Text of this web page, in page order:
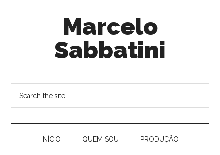
Marcelo
Sabbatini
INÍ­CIO QUEM SOU PRODUÇÃO